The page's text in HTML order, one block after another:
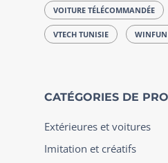
VOITURE TÉLÉCOMMANDÉE
VTECH TUNISIE
CATÉGORIES DE
Extérieures et voitures
Imitation et créatifs